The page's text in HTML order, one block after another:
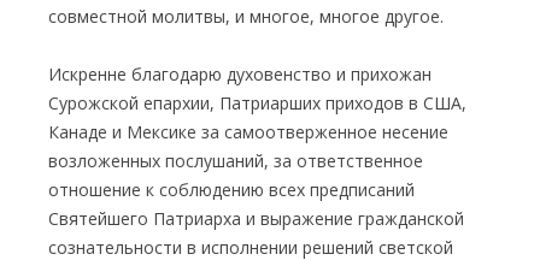
совместной молитвы, и многое, многое другое.
Искренне благодарю духовенство и прихожан
Сурожской епархии, Патриарших приходов в США,
Канаде и Мексике за самоотверженное несение
возложенных послушаний, за ответственное
отношение к соблюдению всех предписаний
Святейшего Патриарха и выражение гражданской
сознательности в исполнении решений светской